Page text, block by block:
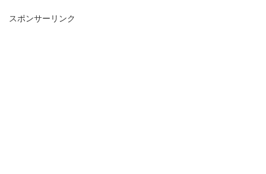
スポンサーリンク